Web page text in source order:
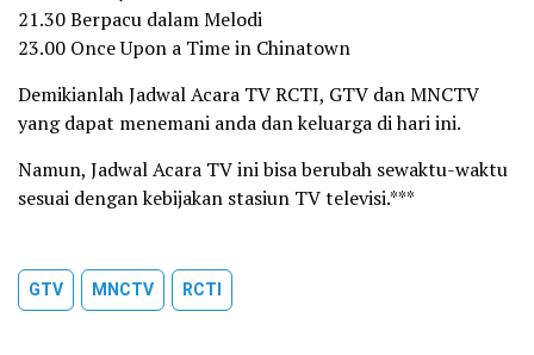
21.30 Berpacu dalam Melodi
23.00 Once Upon a Time in Chinatown
Demikianlah Jadwal Acara TV RCTI, GTV dan MNCTV
yang dapat menemani anda dan keluarga di hari ini.
Namun, Jadwal Acara TV ini bisa berubah sewaktu-waktu
sesuai dengan kebijakan stasiun TV televisi.***
GTV MNCTV RCTI